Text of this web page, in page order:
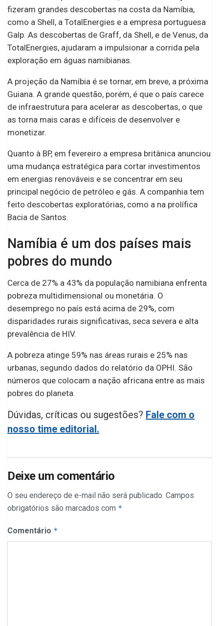
fizeram grandes descobertas na costa da Namíbia,
como a Shell, a TotalEnergies e a empresa portuguesa
Galp. As descobertas de Graff, da Shell, e de Venus, da
TotalEnergies, ajudaram a impulsionar a corrida pela
exploração em águas namibianas.
A projeção da Namíbia é se tornar, em breve, a próxima
Guiana. A grande questão, porém, é que o país carece
de infraestrutura para acelerar as descobertas, o que
as torna mais caras e difíceis de desenvolver e
monetizar.
Quanto à BP, em fevereiro a empresa britânica anunciou
uma mudança estratégica para cortar investimentos
em energias renováveis ​​e se concentrar em seu
principal negócio de petróleo e gás. A companhia tem
feito descobertas exploratórias, como a na prolífica
Bacia de Santos.
Namíbia é um dos países mais
pobres do mundo
Cerca de 27% a 43% da população namibiana enfrenta
pobreza multidimensional ou monetária. O
desemprego no país está acima de 29%, com
disparidades rurais significativas, seca severa e alta
prevalência de HIV.
A pobreza atinge 59% nas áreas rurais e 25% nas
urbanas, segundo dados do relatório da OPHI. São
números que colocam a nação africana entre as mais
pobres do planeta.
Dúvidas, críticas ou sugestões? Fale com o
nosso time editorial.
Deixe um comentário
O seu endereço de e-mail não será publicado. Campos
obrigatórios são marcados com *
Comentário *